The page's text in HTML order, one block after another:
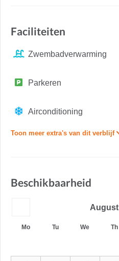
Faciliteiten
Zwembadverwarming
Parkeren
Airconditioning
Toon meer extra's van dit verblijf
Beschikbaarheid
August
Mo Tu We Th